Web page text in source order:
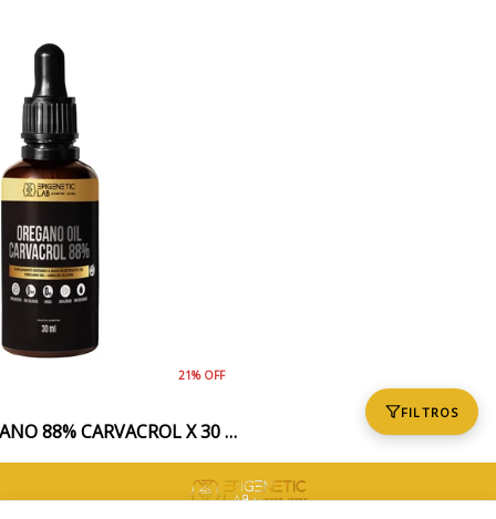
FILTROS
21% OFF
ACEITE DE OREGANO 88% CARVACROL X 30 ML